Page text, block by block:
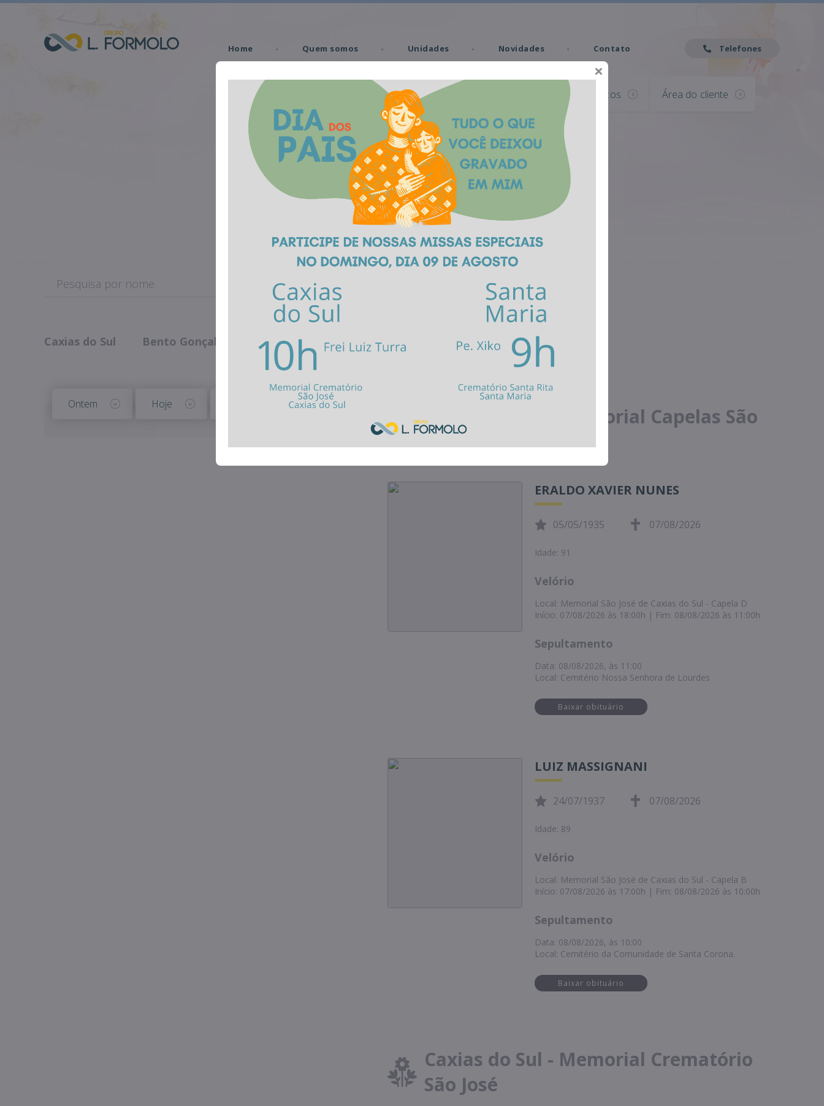
Telefones
Home Quem somos Unidades Novidades Contato
Obituário Memorial Virtual Serviços Área do cliente
Obituário
Caxias do Sul Bento Gonçalves Farroupilha São Marcos Santa Maria Osório
Ontem Hoje
Caxias do Sul - Memorial Capelas São
José
ERALDO XAVIER NUNES
05/05/1935 07/08/2026
Idade: 91
Velório
Local: Memorial São José de Caxias do Sul - Capela D
Início: 07/08/2026 às 18:00h | Fim: 08/08/2026 às 11:00h
Sepultamento
Data: 08/08/2026, às 11:00
Local: Cemitério Nossa Senhora de Lourdes
Baixar obituário
LUIZ MASSIGNANI
24/07/1937 07/08/2026
Idade: 89
Velório
Local: Memorial São José de Caxias do Sul - Capela B
Início: 07/08/2026 às 17:00h | Fim: 08/08/2026 às 10:00h
Sepultamento
Data: 08/08/2026, às 10:00
Local: Cemitério da Comunidade de Santa Corona.
Baixar obituário
Caxias do Sul - Memorial Crematório
São José